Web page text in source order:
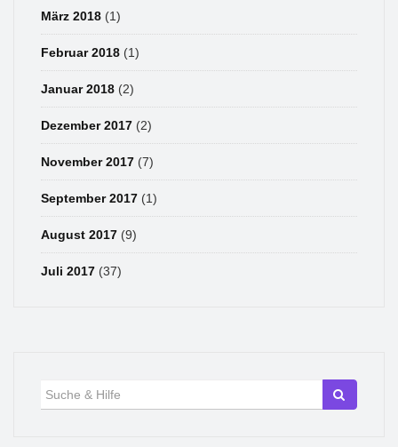
März 2018 (1)
Februar 2018 (1)
Januar 2018 (2)
Dezember 2017 (2)
November 2017 (7)
September 2017 (1)
August 2017 (9)
Juli 2017 (37)
für: